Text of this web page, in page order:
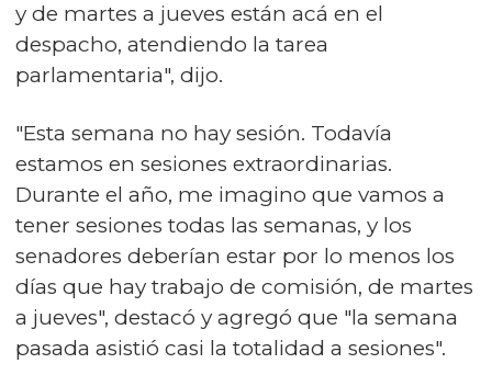
y de martes a jueves están acá en el
despacho, atendiendo la tarea
parlamentaria", dijo.
"Esta semana no hay sesión. Todavía
estamos en sesiones extraordinarias.
Durante el año, me imagino que vamos a
tener sesiones todas las semanas, y los
senadores deberían estar por lo menos los
días que hay trabajo de comisión, de martes
a jueves", destacó y agregó que "la semana
pasada asistió casi la totalidad a sesiones".